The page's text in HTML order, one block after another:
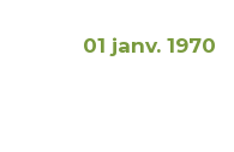
01 janv. 1970